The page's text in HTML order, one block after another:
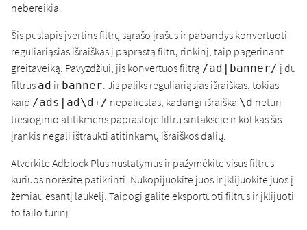
nebereikia.
Šis puslapis įvertins filtrų sąrašo įrašus ir pabandys konvertuoti
reguliariąsias išraiškas į paprastą filtrų rinkinį, taip pagerinant
greitaveiką. Pavyzdžiui, jis konvertuos filtrą /ad|banner/ į du
filtrus ad ir banner. Jis paliks reguliariąsias išraiškas, tokias
kaip /ads|ad\d+/ nepaliestas, kadangi išraiška \d neturi
tiesioginio atitikmens paprastoje filtrų sintaksėje ir kol kas šis
įrankis negali ištraukti atitinkamų išraiškos dalių.
Atverkite Adblock Plus nustatymus ir pažymėkite visus filtrus
kuriuos norėsite patikrinti. Nukopijuokite juos ir įklijuokite juos į
žemiau esantį laukelį. Taipogi galite eksportuoti filtrus ir įklijuoti
to failo turinį.